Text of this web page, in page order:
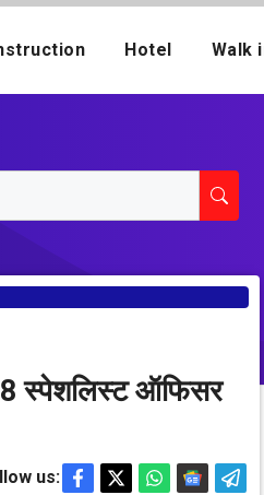
Hotel Walk
स्पेशलिस्ट ऑफिसर
us: